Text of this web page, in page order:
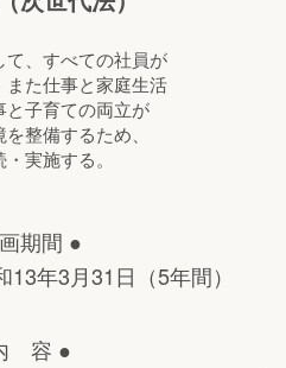
、すべての社員が
た仕事と家庭生活
と子育ての両立が
整備するため、
実施する。
期間 ●
年3月31日（5年間）
容 ●